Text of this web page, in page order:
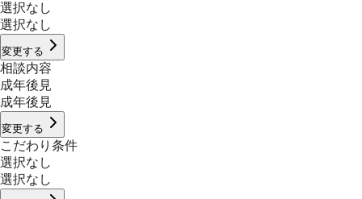
選択なし
選択なし
変更する
相談内容
成年後見
成年後見
変更する
こだわり条件
選択なし
選択なし